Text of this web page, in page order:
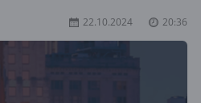
22.10.2024 20:36